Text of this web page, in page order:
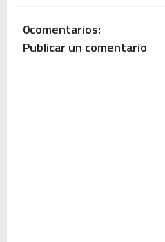
0comentarios:
Publicar un comentario